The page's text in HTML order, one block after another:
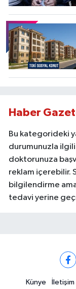
Haber
Bu kategorideki
durumunuzla
doktorunuza
reklam içerebilir.
bilgilendirme
tedavi yerine
Künye İletişim